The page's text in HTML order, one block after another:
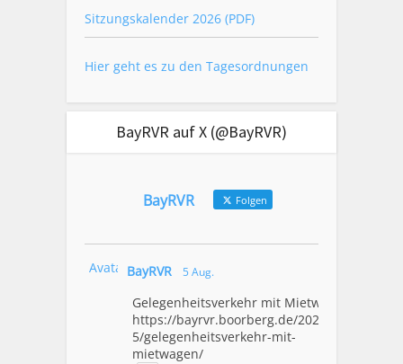
Sitzungskalender 2026 (PDF)
Hier geht es zu den Tagesordnungen
BayRVR auf X (@BayRVR)
BayRVR Folgen
Avatar BayRVR 5 Aug.
Gelegenheitsverkehr mit Mietwagen
https://bayrvr.boorberg.de/2026/08/0
5/gelegenheitsverkehr-mit-
mietwagen/